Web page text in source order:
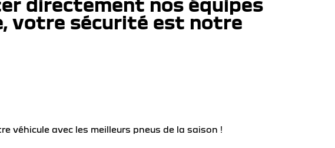
votre sécurité est notre
véhicule avec les meilleurs pneus de la saison !